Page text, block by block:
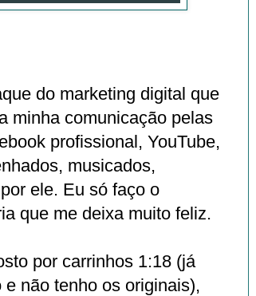
do marketing digital que
minha comunicação pelas
profissional, YouTube,
musicados,
ele. Eu só faço o
que me deixa muito feliz.
por carrinhos 1:18 (já
não tenho os originais),